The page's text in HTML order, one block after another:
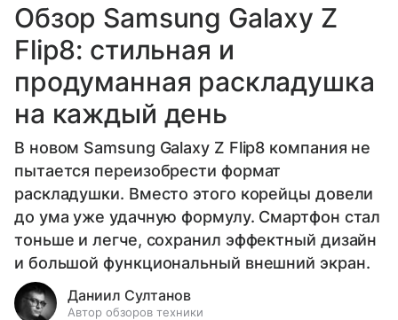
Обзор Samsung Galaxy Z
Flip8: стильная и
продуманная раскладушка
на каждый день
В новом Samsung Galaxy Z Flip8 компания не
пытается переизобрести формат
раскладушки. Вместо этого корейцы довели
до ума уже удачную формулу. Смартфон стал
тоньше и легче, сохранил эффектный дизайн
и большой функциональный внешний экран.
Даниил Султанов
Автор обзоров техники